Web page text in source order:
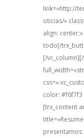
link=»http://
oticias/»
align:
todo[/
[/
color: #f6f7f3
[trx_content
presentamos